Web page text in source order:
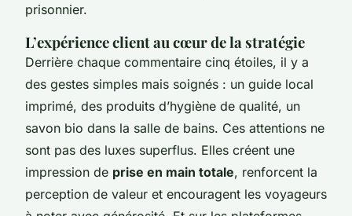
prisonnier.
L’expérience client au cœur de la stratégie
Derrière chaque commentaire cinq étoiles, il y a
des gestes simples mais soignés : un guide local
imprimé, des produits d’hygiène de qualité, un
savon bio dans la salle de bains. Ces attentions ne
sont pas des luxes superflus. Elles créent une
impression de prise en main totale, renforcent la
perception de valeur et encouragent les voyageurs